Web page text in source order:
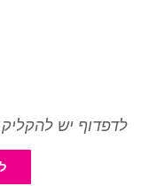
לדפדוף יש